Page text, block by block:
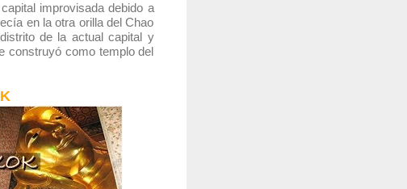
improvisada debido a
en la otra orilla del Chao
de la actual capital y
construyó como templo del